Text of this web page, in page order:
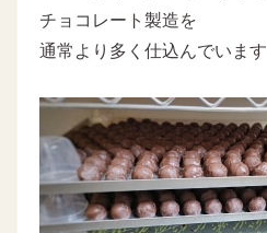
チョコレート製造を
通常より多く仕込んでいます